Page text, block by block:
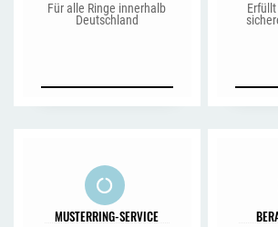
Für alle Ringe innerhalb
Deutschland
MUSTERRING-SERVICE